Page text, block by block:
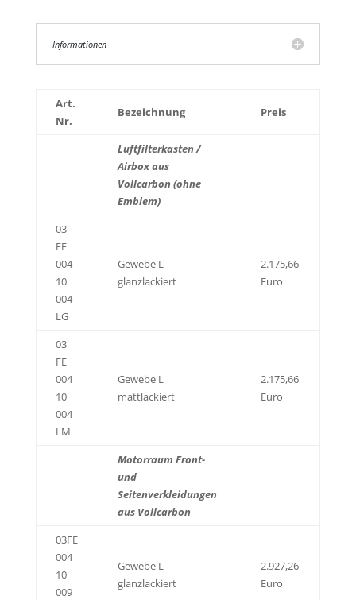
Informationen
Art.
Nr.
Bezeichnung Preis
Luftfilterkasten /
Airbox aus
Vollcarbon (ohne
Emblem)
03
FE
004
10
004
LG
Gewebe L
glanzlackiert
2.175,66
Euro
03
FE
004
10
004
LM
Gewebe L
mattlackiert
2.175,66
Euro
Motorraum Front-
und
Seitenverkleidungen
aus Vollcarbon
03FE
004
10
009
Gewebe L
glanzlackiert
2.927,26
Euro